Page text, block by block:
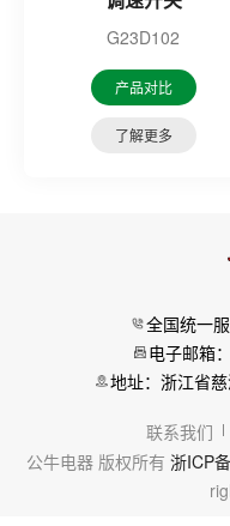
G23D102
产品对比
了解更多
全国统一
电子邮箱
地址：浙江省
联系我们
公牛电器 版权所有 浙ICP